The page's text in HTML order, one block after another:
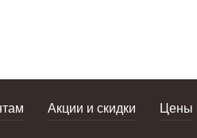
Акции и скидки Цены